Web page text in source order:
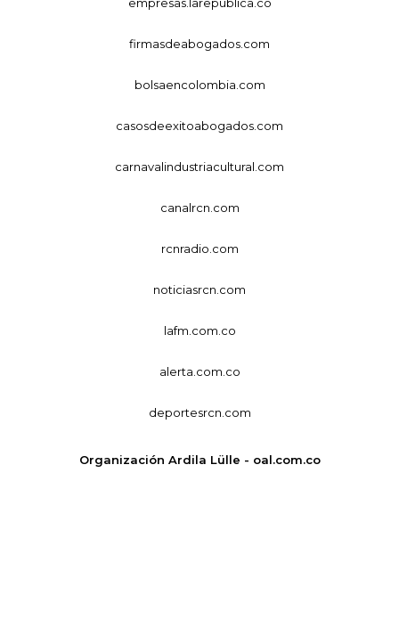
firmasdeabogados.com
bolsaencolombia.com
casosdeexitoabogados.com
carnavalindustriacultural.com
canalrcn.com
rcnradio.com
noticiasrcn.com
lafm.com.co
alerta.com.co
deportesrcn.com
Organización Ardila Lülle - oal.com.co